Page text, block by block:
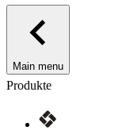
Main menu
Produkte